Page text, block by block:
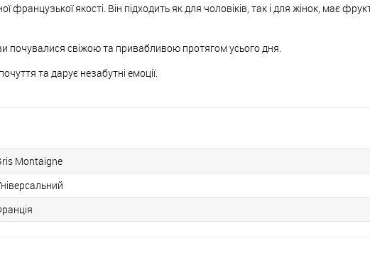
якості. Він підходить як для чоловіків, так і для жінок, має
почувалися свіжою та привабливою протягом усього дня.
та дарує незабутні емоції.
Montaigne